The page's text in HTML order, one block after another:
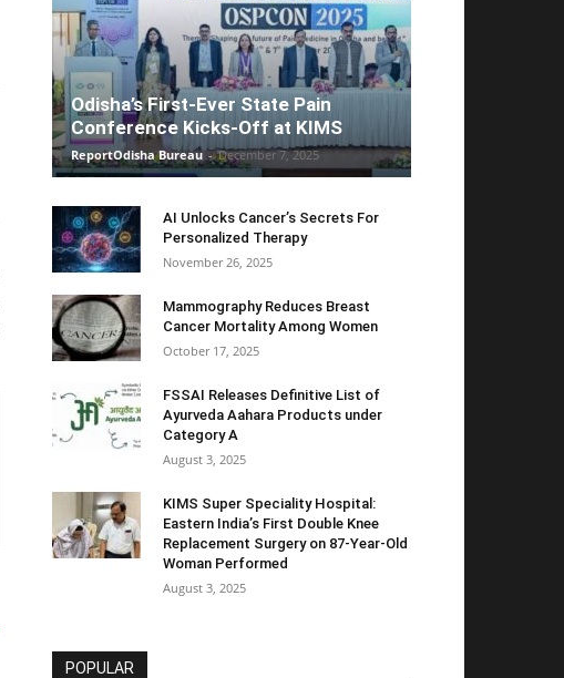
Odisha’s First-Ever State Pain
Conference Kicks-Off at KIMS
ReportOdisha Bureau - December 7, 2025
AI Unlocks Cancer’s Secrets For
Personalized Therapy
November 26, 2025
Mammography Reduces Breast
Cancer Mortality Among Women
October 17, 2025
FSSAI Releases Definitive List of
Ayurveda Aahara Products under
Category A
August 3, 2025
KIMS Super Speciality Hospital:
Eastern India’s First Double Knee
Replacement Surgery on 87-Year-Old
Woman Performed
August 3, 2025
POPULAR